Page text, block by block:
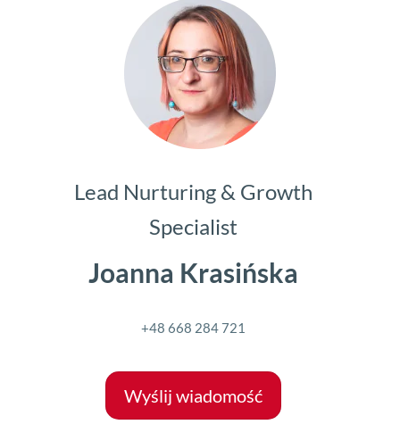
Lead Nurturing & Growth
Specialist
Joanna Krasińska
+48 668 284 721
Wyślij wiadomość